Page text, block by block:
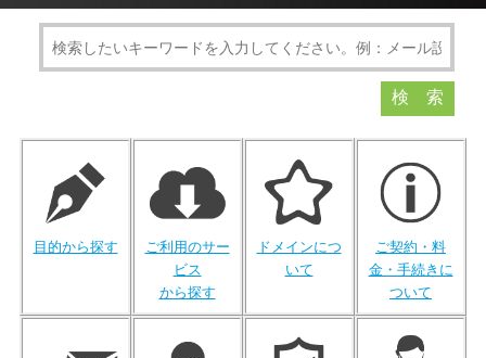
目的から探す
ご利用のサー
ビス
から探す
ドメインにつ
いて
ご契約・料
金・手続きに
ついて